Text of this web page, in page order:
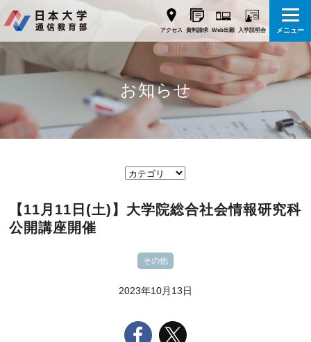
アクセス 資料請求 Web出願 入学説明会 メニュー
お知らせ
【11月11日(土)】大学院総合社会情報研究科
公開講座開催
その他
2023年10月13日